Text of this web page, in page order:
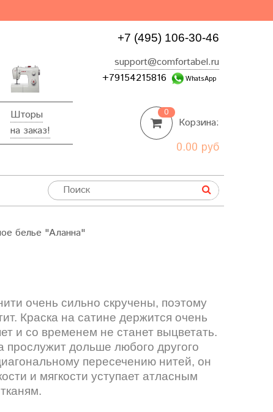
Шторы
на заказ!
+7 (495) 106-30-46
support@comfortabel.ru
+79154215816
WhatsApp
0
Корзина:
0.00 руб
белье "Аланна"
очень сильно скручены, поэтому
Краска на сатине держится очень
и со временем не станет выцветать.
прослужит дольше любого другого
пересечению нитей, он
и мягкости уступает атласным
тканям.